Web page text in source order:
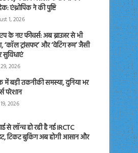
एंथ्रोपिक ने की पुष्टि
1, 2026
के नए फीचर्स: अब ब्राउजर से भी
‘कॉल ट्रांसफर’ और ‘वेटिंग रूम’ जैसी
सुविधाएं
2026
बड़ी तकनीकी समस्या, दुनिया भर
परेशान
2026
से लॉन्च हो रही है नई IRCTC
टिकट बुकिंग अब होगी आसान और